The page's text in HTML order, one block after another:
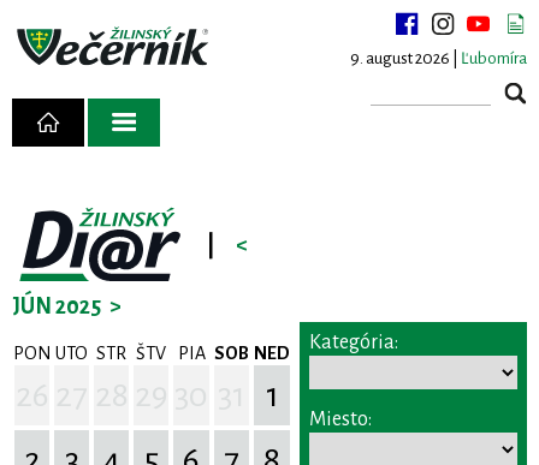
9. august 2026 | Ľubomíra
<
JÚN 2025 >
PON UTO STR ŠTV PIA SOB NED
1
Kategória:
Miesto: